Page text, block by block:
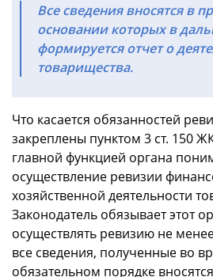
Все сведения вносятся в
основании которых в
формируется отчет о
товарищества.
Что касается обязанностей
закреплены пунктом 3 ст. 150
главной функцией органа
осуществление ревизии
хозяйственной деятельности
Законодатель обязывает этот
осуществлять ревизию не
все сведения, полученные во
обязательном порядке